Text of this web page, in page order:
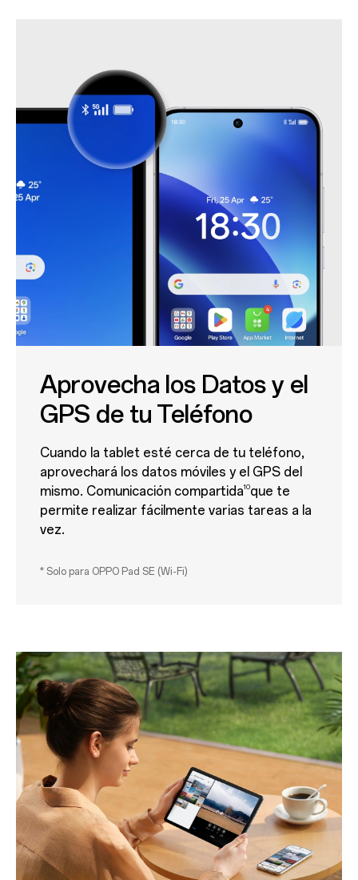
Aprovecha los Datos y el
GPS de tu Teléfono
Cuando la tablet esté cerca de tu teléfono,
aprovechará los datos móviles y el GPS del
mismo. Comunicación compartida10que te
permite realizar fácilmente varias tareas a la
vez.
* Solo para OPPO Pad SE (Wi-Fi)